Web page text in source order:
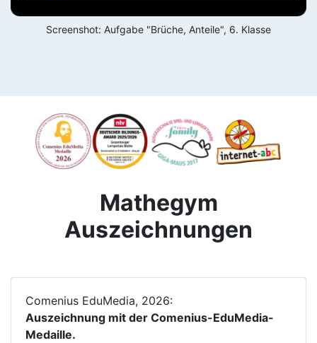
Screenshot: Aufgabe "Brüche, Anteile", 6. Klasse
Mathegym
Auszeichnungen
Comenius EduMedia, 2026:
Auszeichnung mit der Comenius-EduMedia-
Medaille.